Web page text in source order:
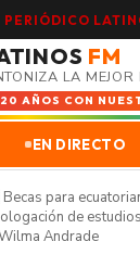
PERIÓDICO
FM
LA
AÑOS CON
EN DIRECTO
para
de
Andrade